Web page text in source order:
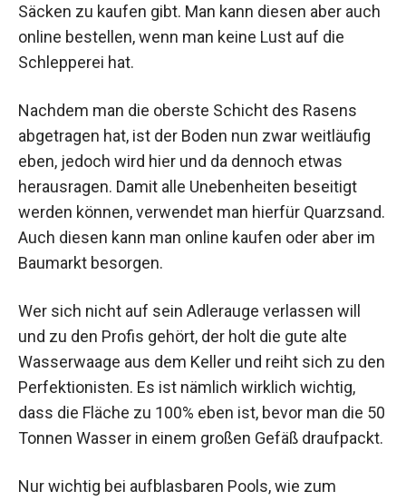
Säcken zu kaufen gibt. Man kann diesen aber auch
online bestellen, wenn man keine Lust auf die
Schlepperei hat.
Nachdem man die oberste Schicht des Rasens
abgetragen hat, ist der Boden nun zwar weitläufig
eben, jedoch wird hier und da dennoch etwas
herausragen. Damit alle Unebenheiten beseitigt
werden können, verwendet man hierfür Quarzsand.
Auch diesen kann man online kaufen oder aber im
Baumarkt besorgen.
Wer sich nicht auf sein Adlerauge verlassen will
und zu den Profis gehört, der holt die gute alte
Wasserwaage aus dem Keller und reiht sich zu den
Perfektionisten. Es ist nämlich wirklich wichtig,
dass die Fläche zu 100% eben ist, bevor man die 50
Tonnen Wasser in einem großen Gefäß draufpackt.
Nur wichtig bei aufblasbaren Pools, wie zum